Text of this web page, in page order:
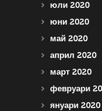
юли 2020
юни 2020
май 2020
април 2020
март 2020
февруари
януари 2020